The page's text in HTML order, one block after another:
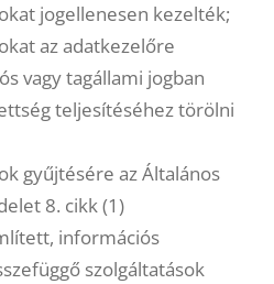
jogellenesen kezelték;
az adatkezelőre
vagy tagállami jogban
teljesítéséhez törölni
gyűjtésére az Általános
8. cikk (1)
információs
szolgáltatások